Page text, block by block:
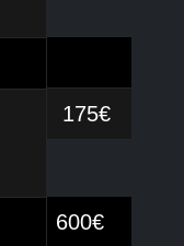
175€
600€